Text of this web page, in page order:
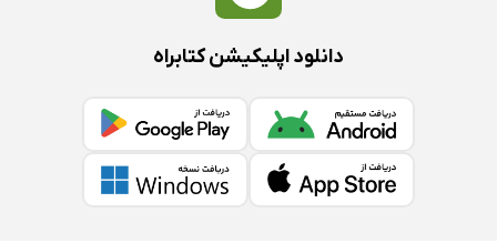
دانلود اپلیکیشن کتابراه